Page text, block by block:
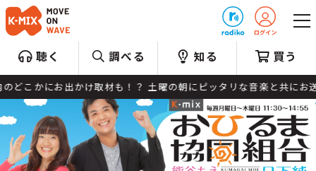
聴く 調べる 知る 買う
お出かけ取材も！？ 土曜の朝にピッタリな音楽と共にお送り